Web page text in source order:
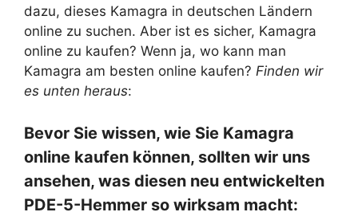
dazu, dieses Kamagra in deutschen Ländern
online zu suchen. Aber ist es sicher, Kamagra
online zu kaufen? Wenn ja, wo kann man
Kamagra am besten online kaufen? Finden wir
es unten heraus:
Bevor Sie wissen, wie Sie Kamagra
online kaufen können, sollten wir uns
ansehen, was diesen neu entwickelten
PDE-5-Hemmer so wirksam macht: